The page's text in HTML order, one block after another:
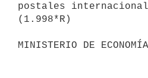
postales
(1.998*R)
MINISTERIO DE